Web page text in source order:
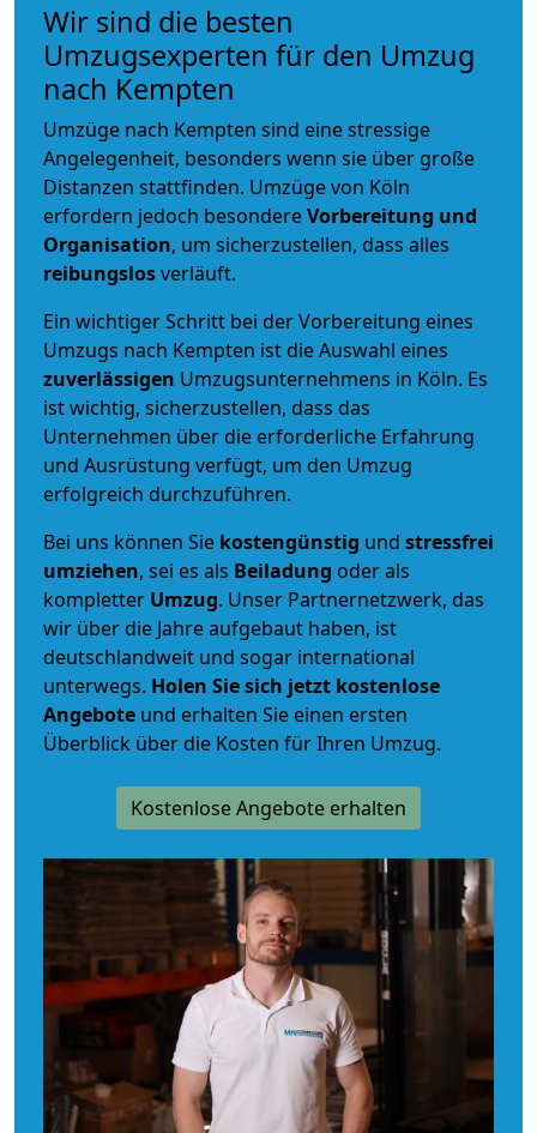
Wir sind die besten
Umzugsexperten für den Umzug
nach Kempten
Umzüge nach Kempten sind eine stressige
Angelegenheit, besonders wenn sie über große
Distanzen stattfinden. Umzüge von Köln
erfordern jedoch besondereVorbereitung und
Organisation, um sicherzustellen, dass alles
reibungslosverläuft.
Ein wichtiger Schritt bei der Vorbereitung eines
Umzugs nach Kempten ist die Auswahl eines
zuverlässigen Umzugsunternehmens in Köln. Es
ist wichtig, sicherzustellen, dass das
Unternehmen über die erforderliche Erfahrung
und Ausrüstung verfügt, um den Umzug
erfolgreich durchzuführen.
Bei uns können Sie kostengünstig und stressfrei
umziehen, sei es als Beiladung oder als
kompletter Umzug. Unser Partnernetzwerk, das
wir über die Jahre aufgebaut haben, ist
deutschlandweit und sogar international
unterwegs. Holen Sie sich jetzt kostenlose
Angebote und erhalten Sie einen ersten
Überblick über die Kosten für Ihren Umzug.
Kostenlose Angebote erhalten